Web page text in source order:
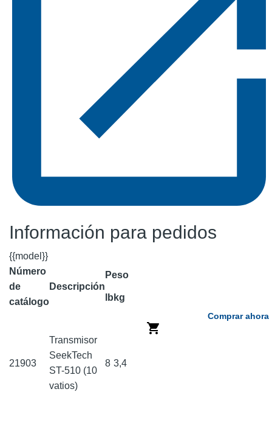
Información para pedidos
{{model}}
Número
de
catálogo
Descripción
Peso
lb kg
21903
Transmisor
SeekTech
ST-510 (10
vatios)
8 3,4
Comprar ahora